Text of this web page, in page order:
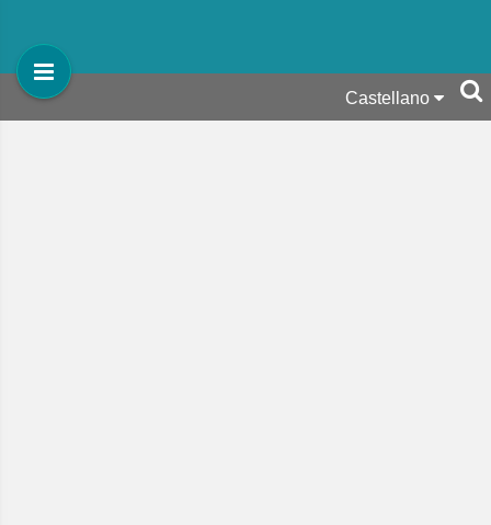
Castellano